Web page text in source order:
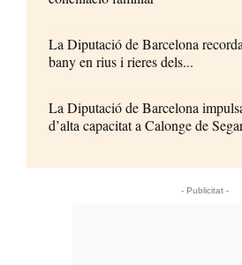
La Diputació de Barcelona
bany en rius i rieres dels...
La Diputació de Barcelona
d’alta capacitat a Calonge de
- Publicitat -